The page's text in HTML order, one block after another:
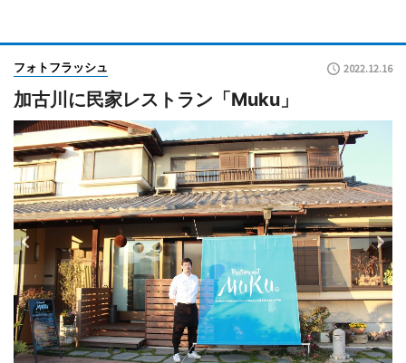
フォトフラッシュ 2022.12.16
加古川に民家レストラン「Muku」